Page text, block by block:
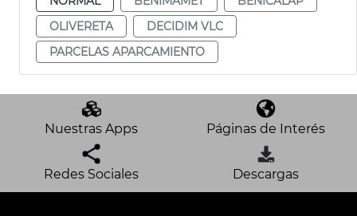
OLIVERETA
DECIDIM VLC
PARCELAS APARCAMIENTO
Nuestras Apps Páginas de Interés
Redes Sociales Descargas